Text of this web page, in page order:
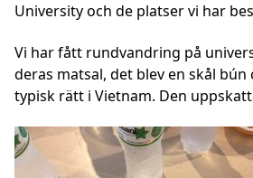
University och de platser vi har
Vi har fått rundvandring på
deras matsal, det blev en skål bún
typisk rätt i Vietnam. Den